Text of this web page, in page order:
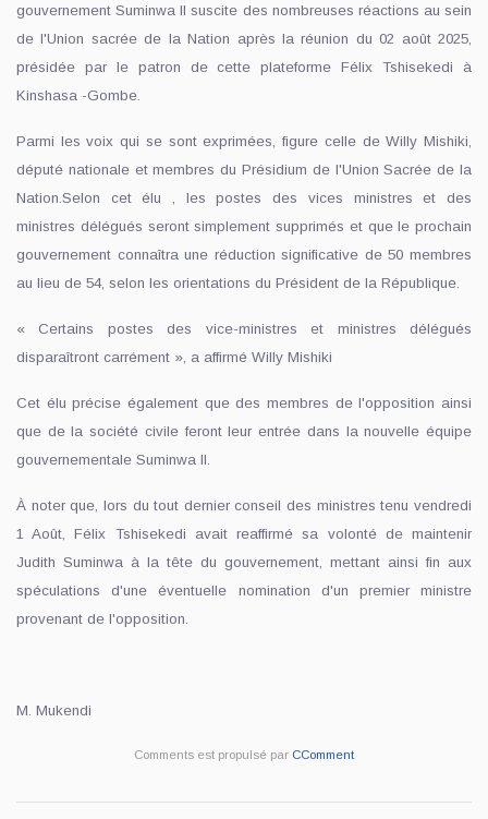
gouvernement Suminwa Il suscite des nombreuses réactions au sein
de l'Union sacrée de la Nation après la réunion du 02 août 2025,
présidée par le patron de cette plateforme Félix Tshisekedi à
Kinshasa -Gombe.
Parmi les voix qui se sont exprimées, figure celle de Willy Mishiki,
député nationale et membres du Présidium de l'Union Sacrée de la
Nation.Selon cet élu , les postes des vices ministres et des
ministres délégués seront simplement supprimés et que le prochain
gouvernement connaîtra une réduction significative de 50 membres
au lieu de 54, selon les orientations du Président de la République.
« Certains postes des vice-ministres et ministres délégués
disparaîtront carrément », a affirmé Willy Mishiki
Cet élu précise également que des membres de l'opposition ainsi
que de la société civile feront leur entrée dans la nouvelle équipe
gouvernementale Suminwa II.
À noter que, lors du tout dernier conseil des ministres tenu vendredi
1 Août, Félix Tshisekedi avait reaffirmé sa volonté de maintenir
Judith Suminwa à la tête du gouvernement, mettant ainsi fin aux
spéculations d'une éventuelle nomination d'un premier ministre
provenant de l'opposition.
M. Mukendi
Comments est propulsé par CComment